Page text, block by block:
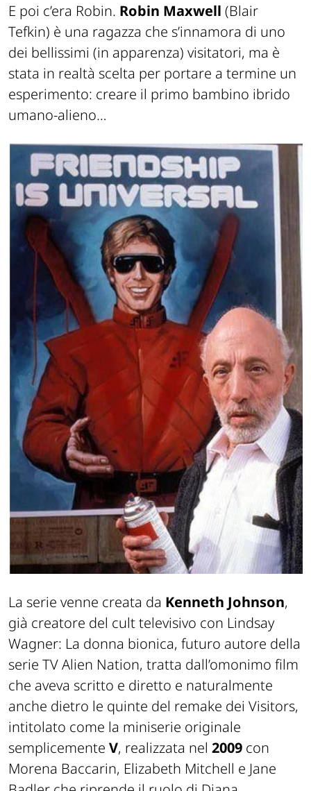
E poi c’era Robin. Robin Maxwell (Blair
Tefkin) è una ragazza che s’innamora di uno
dei bellissimi (in apparenza) visitatori, ma è
stata in realtà scelta per portare a termine un
esperimento: creare il primo bambino ibrido
umano-alieno…
La serie venne creata da Kenneth Johnson,
già creatore del cult televisivo con Lindsay
Wagner: La donna bionica, futuro autore della
serie TV Alien Nation, tratta dall’omonimo film
che aveva scritto e diretto e naturalmente
anche dietro le quinte del remake dei Visitors,
intitolato come la miniserie originale
semplicemente V, realizzata nel 2009 con
Morena Baccarin, Elizabeth Mitchell e Jane